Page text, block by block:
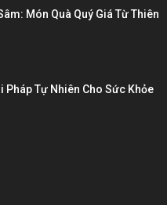
Món Quà Quý Giá Từ Thiên
Pháp Tự Nhiên Cho Sức Khỏe